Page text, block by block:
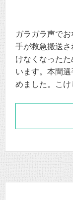
ガラガラ声で
手が救急搬送
けなくなった
います。本間
めました。こけ